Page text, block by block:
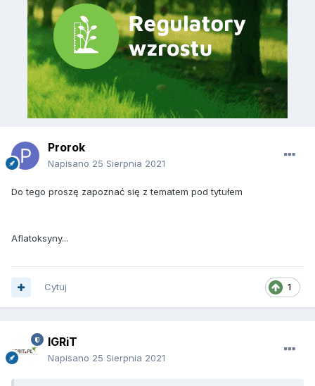
Prorok
Napisano 25 Sierpnia 2021
Do tego proszę zapoznać się z tematem pod tytułem
Aflatoksyny...
1
Cytuj
IGRiT
Napisano 25 Sierpnia 2021